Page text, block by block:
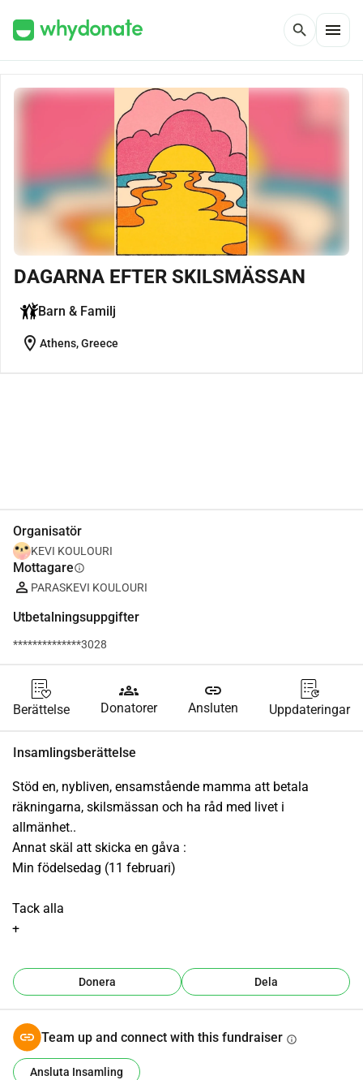
search menu
DAGARNA EFTER SKILSMÄSSAN
Barn & Familj
location_on Athens, Greece
Organisatör
KEVI KOULOURI
Mottagareinfo
PARASKEVI KOULOURI
Utbetalningsuppgifter
**************3028
Berättelse
groups
Donatorer
link
Ansluten Uppdateringar
Insamlingsberättelse
Stöd en, nybliven, ensamstående mamma att betala
räkningarna, skilsmässan och ha råd med livet i
allmänhet..
Annat skäl att skicka en gåva :
Min födelsedag (11 februari)
Tack alla
+
Donera Dela
Team up and connect with this fundraiser info
Ansluta Insamling